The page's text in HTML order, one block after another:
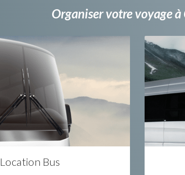
Organiser votre voyage
Location Bus